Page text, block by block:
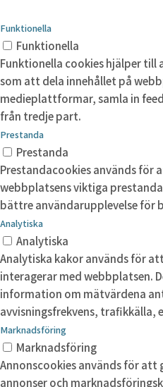
Funktionella
Funktionella
Funktionella cookies hjälper
som att dela innehållet på
medieplattformar, samla in
från tredje part.
Prestanda
Prestanda
Prestandacookies används för
webbplatsens viktiga
bättre användarupplevelse för
Analytiska
Analytiska
Analytiska kakor används för
interagerar med webbplatsen.
information om mätvärdena
avvisningsfrekvens, trafikkälla,
Marknadsföring
Marknadsföring
Annonscookies används för att
annonser och